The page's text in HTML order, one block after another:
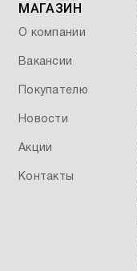
МАГАЗИН
О компании
Вакансии
Покупателю
Новости
Акции
Контакты